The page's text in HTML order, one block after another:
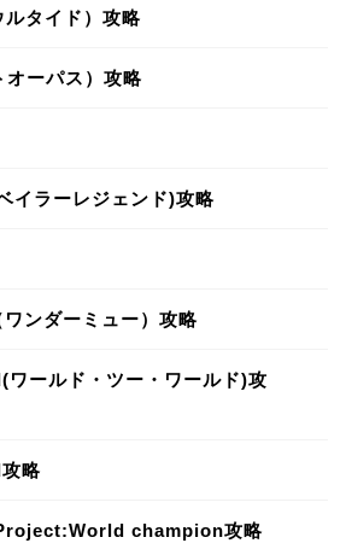
タイド）攻略
ーパス）攻略
イラーレジェンド)攻略
ンダーミュー）攻略
ールド・ツー・ワールド)攻
略
Project:World champion攻略